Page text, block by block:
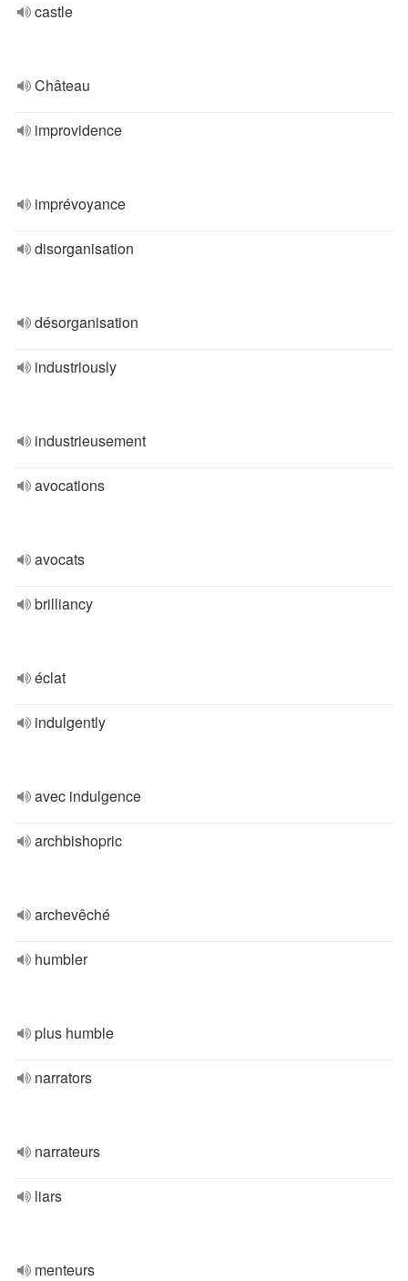
castle
Château
improvidence
imprévoyance
disorganisation
désorganisation
industriously
industrieusement
avocations
avocats
brilliancy
éclat
indulgently
avec indulgence
archbishopric
archevêché
humbler
plus humble
narrators
narrateurs
liars
menteurs